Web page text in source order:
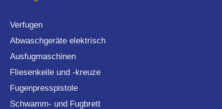
Verfugen
Abwaschgeräte elektrisch
Ausfugmaschinen
Fliesenkeile und -kreuze
Fugenpresspistole
Schwamm- und Fugbrett